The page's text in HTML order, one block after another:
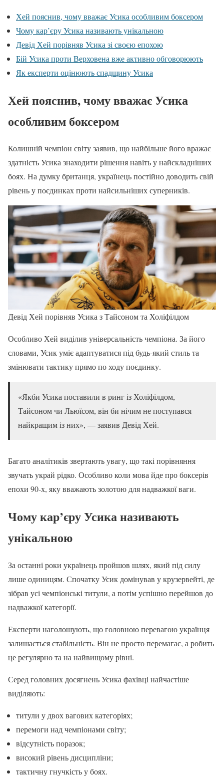
Хей пояснив, чому вважає Усика особливим боксером
Чому кар’єру Усика називають унікальною
Девід Хей порівняв Усика зі своєю епохою
Бій Усика проти Верховена вже активно обговорюють
Як експерти оцінюють спадщину Усика
Хей пояснив, чому вважає Усика
особливим боксером
Колишній чемпіон світу заявив, що найбільше його вражає
здатність Усика знаходити рішення навіть у найскладніших
боях. На думку британця, українець постійно доводить свій
рівень у поєдинках проти найсильніших суперників.
Девід Хей порівняв Усика з Тайсоном та Холіфілдом
Особливо Хей виділив універсальність чемпіона. За його
словами, Усик уміє адаптуватися під будь-який стиль та
змінювати тактику прямо по ходу поєдинку.
«Якби Усика поставили в ринг із Холіфілдом,
Тайсоном чи Льюїсом, він би нічим не поступався
найкращим із них», — заявив Девід Хей.
Багато аналітиків звертають увагу, що такі порівняння
звучать украй рідко. Особливо коли мова йде про боксерів
епохи 90-х, яку вважають золотою для надважкої ваги.
Чому кар’єру Усика називають
унікальною
За останні роки українець пройшов шлях, який під силу
лише одиницям. Спочатку Усик домінував у крузервейті, де
зібрав усі чемпіонські титули, а потім успішно перейшов до
надважкої категорії.
Експерти наголошують, що головною перевагою українця
залишається стабільність. Він не просто перемагає, а робить
це регулярно та на найвищому рівні.
Серед головних досягнень Усика фахівці найчастіше
виділяють:
титули у двох вагових категоріях;
перемоги над чемпіонами світу;
відсутність поразок;
високий рівень дисципліни;
тактичну гнучкість у боях.